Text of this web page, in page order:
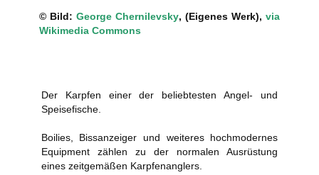
© Bild:George Chernilevsky, (Eigenes Werk),via
Wikimedia Commons
Der Karpfen einer der beliebtesten Angel- und
Speisefische.
Boilies, Bissanzeiger und weiteres hochmodernes
Equipment zählen zu der normalen Ausrüstung
eines zeitgemäßen Karpfenanglers.